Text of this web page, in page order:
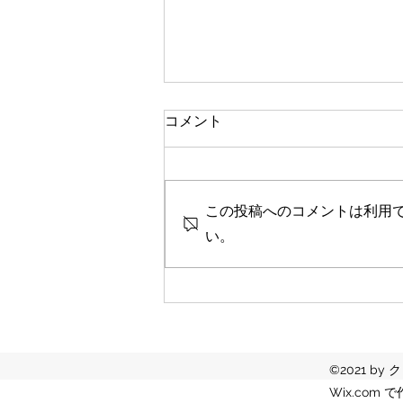
セラピーfile#112
コメント
この投稿へのコメントは利用
い。
©2021 by ク
Wix.com で